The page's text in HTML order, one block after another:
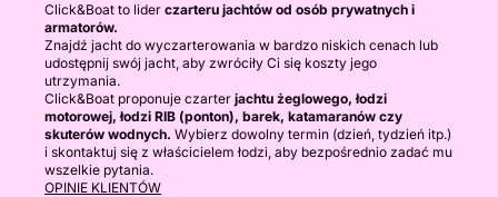
Click&Boat to lider czarteru jachtów od osób prywatnych i
armatorów.
Znajdź jacht do wyczarterowania w bardzo niskich cenach lub
udostępnij swój jacht, aby zwróciły Ci się koszty jego
utrzymania.
Click&Boat proponuje czarter jachtu żeglowego, łodzi
motorowej, łodzi RIB (ponton), barek, katamaranów czy
skuterów wodnych. Wybierz dowolny termin (dzień, tydzień itp.)
i skontaktuj się z właścicielem łodzi, aby bezpośrednio zadać mu
wszelkie pytania.
OPINIE KLIENTÓW